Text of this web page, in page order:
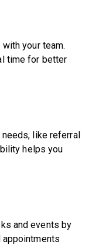
your team.
time for better
like referral
helps you
and events by